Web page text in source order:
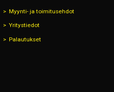
Myynti- ja toimitusehdot
Yritystiedot
Palautukset